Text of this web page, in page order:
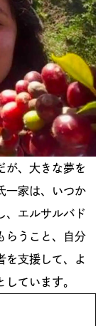
が、大きな夢を
一家は、いつか
、エルサルバド
らうこと、自分
を支援して、よ
ています。